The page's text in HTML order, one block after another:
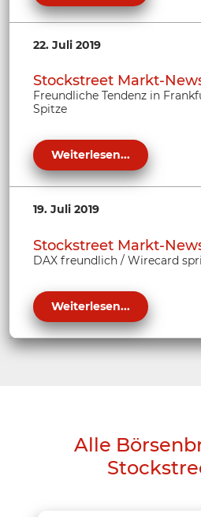
22. Juli 2019
Stockstreet Markt-
Freundliche Tendenz in
Spitze
Weiterlesen...
19. Juli 2019
Stockstreet Markt-
DAX freundlich / Wirecard
Weiterlesen...
Alle